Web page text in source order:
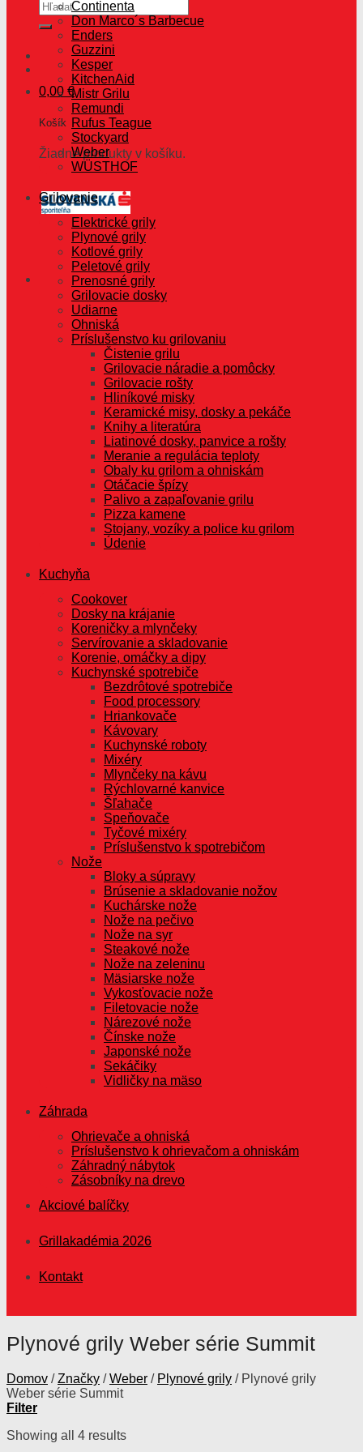
Hľadať:
0,00 €
Košík
Žiadne produkty v košíku.
Continenta
Don Marco´s Barbecue
Enders
Guzzini
Kesper
KitchenAid
Mistr Grilu
Remundi
Rufus Teague
Stockyard
Weber
WÜSTHOF
Grilovanie
Elektrické grily
Plynové grily
Kotlové grily
Peletové grily
Prenosné grily
Grilovacie dosky
Udiarne
Ohniská
Príslušenstvo ku grilovaniu
Čistenie grilu
Grilovacie náradie a pomôcky
Grilovacie rošty
Hliníkové misky
Keramické misy, dosky a pekáče
Knihy a literatúra
Liatinové dosky, panvice a rošty
Meranie a regulácia teploty
Obaly ku grilom a ohniskám
Otáčacie špízy
Palivo a zapaľovanie grilu
Pizza kamene
Stojany, vozíky a police ku grilom
Údenie
Kuchyňa
Cookover
Dosky na krájanie
Koreničky a mlynčeky
Servírovanie a skladovanie
Korenie, omáčky a dipy
Kuchynské spotrebiče
Bezdrôtové spotrebiče
Food processory
Hriankovače
Kávovary
Kuchynské roboty
Mixéry
Mlynčeky na kávu
Rýchlovarné kanvice
Šľahače
Speňovače
Tyčové mixéry
Príslušenstvo k spotrebičom
Nože
Bloky a súpravy
Brúsenie a skladovanie nožov
Kuchárske nože
Nože na pečivo
Nože na syr
Steakové nože
Nože na zeleninu
Mäsiarske nože
Vykosťovacie nože
Filetovacie nože
Nárezové nože
Čínske nože
Japonské nože
Sekáčiky
Vidličky na mäso
Záhrada
Ohrievače a ohniská
Príslušenstvo k ohrievačom a ohniskám
Záhradný nábytok
Zásobníky na drevo
Akciové balíčky
Grillakadémia 2026
Kontakt
Plynové grily Weber série Summit
Domov / Značky / Weber / Plynové grily /Plynové grily
Weber série Summit
Filter
Showing all 4 results